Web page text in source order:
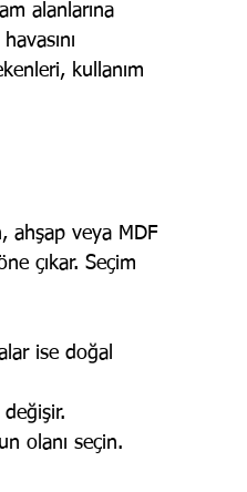
alanlarına
kullanım
ahşap veya MDF
çıkar. Seçim
ise doğal
değişir.
olanı seçin.